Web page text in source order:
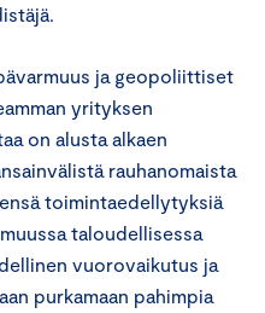
ja geopoliittiset
yrityksen
on alusta alkaen
rauhanomaista
toimintaedellytyksiä
taloudellisessa
vuorovaikutus ja
purkamaan pahimpia